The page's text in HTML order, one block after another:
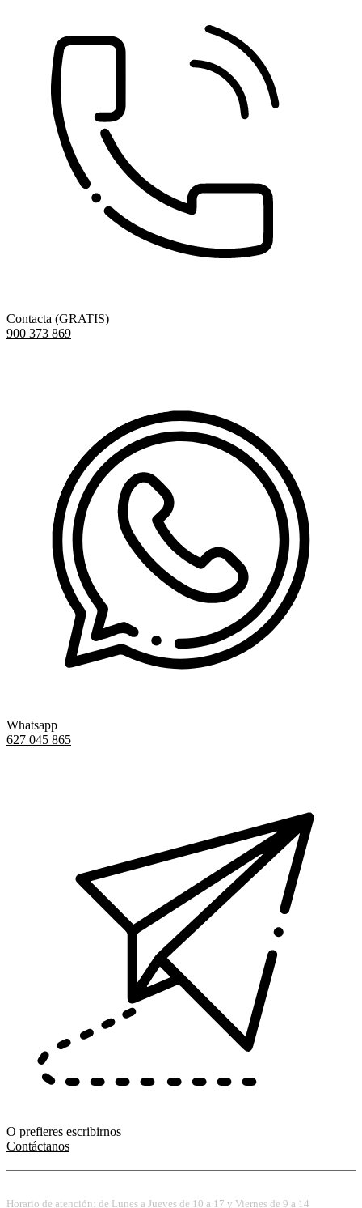
Contacta (GRATIS)
900 373 869
Whatsapp
627 045 865
O prefieres escribirnos
Contáctanos
Horario de atención: de Lunes a Jueves de 10 a 17 y Viernes de 9 a 14